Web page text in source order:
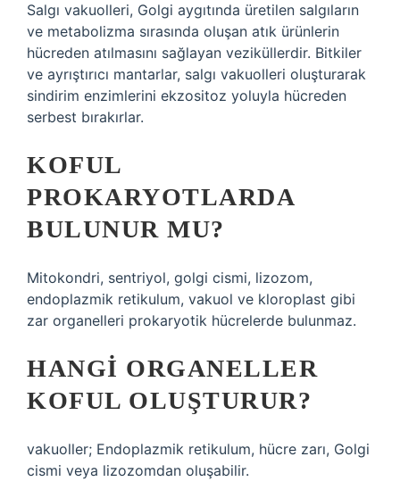
Salgı vakuolleri, Golgi aygıtında üretilen salgıların
ve metabolizma sırasında oluşan atık ürünlerin
hücreden atılmasını sağlayan veziküllerdir. Bitkiler
ve ayrıştırıcı mantarlar, salgı vakuolleri oluşturarak
sindirim enzimlerini ekzositoz yoluyla hücreden
serbest bırakırlar.
KOFUL
PROKARYOTLARDA
BULUNUR MU?
Mitokondri, sentriyol, golgi cismi, lizozom,
endoplazmik retikulum, vakuol ve kloroplast gibi
zar organelleri prokaryotik hücrelerde bulunmaz.
HANGI ORGANELLER
KOFUL OLUŞTURUR?
vakuoller; Endoplazmik retikulum, hücre zarı, Golgi
cismi veya lizozomdan oluşabilir.